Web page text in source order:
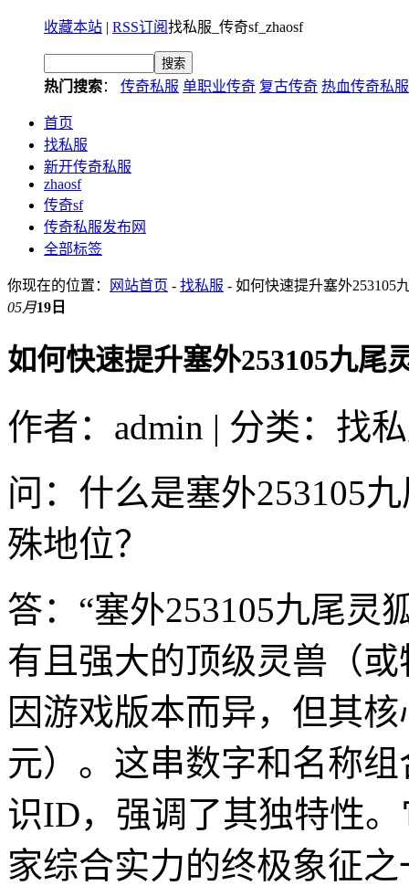
收藏本站 | RSS订阅找私服_传奇sf_zhaosf
热门搜索： 传奇私服 单职业传奇 复古传奇 热血传奇私服
首页
找私服
新开传奇私服
zhaosf
传奇sf
传奇私服发布网
全部标签
你现在的位置： 网站首页 - 找私服 - 如何快速提升塞外253105
05月19日
如何快速提升塞外253105九尾
作者：admin | 分类：找
问：什么是塞外253105
殊地位？
答：“塞外253105九尾灵
有且强大的顶级灵兽（
因游戏版本而异，但其
元）。这串数字和名称
识ID，强调了其独特性
家综合实力的终极象征